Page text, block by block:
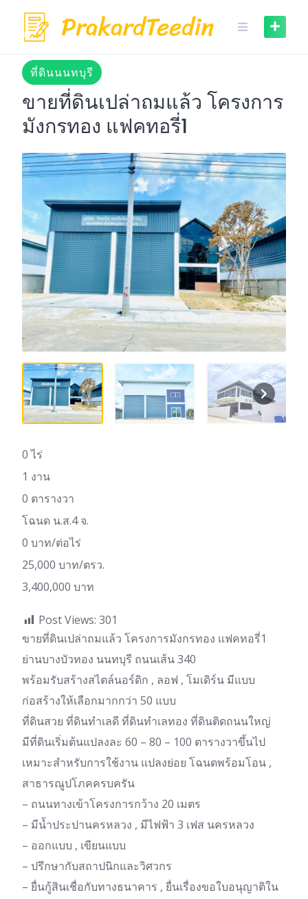
content
ที่ดินนนทบุรี
ขายที่ดินเปล่าถมแล้ว โครงการ
มังกรทอง แฟคทอรี่1
0 ไร่
1 งาน
0 ตารางวา
โฉนด น.ส.4 จ.
0 บาท/ต่อไร่
25,000 บาท/ตรว.
3,400,000 บาท
Post Views: 301
ขายที่ดินเปล่าถมแล้ว โครงการมังกรทอง แฟคทอรี่1
ย่านบางบัวทอง นนทบุรี ถนนเส้น 340
พร้อมรับสร้างสไตล์นอร์ดิก , ลอฟ , โมเดิร์น มีแบบ
ก่อสร้างให้เลือกมากกว่า 50 แบบ
ที่ดินสวย ที่ดินทำเลดี ที่ดินทำเลทอง ที่ดินติดถนนใหญ่
มีที่ดินเริ่มต้นแปลงละ 60 – 80 – 100 ตารางวาขึ้นไป
เหมาะสำหรับการใช้งาน แปลงย่อย โฉนดพร้อมโอน ,
สาธารณูปโภคครบครัน
– ถนนทางเข้าโครงการกว้าง 20 เมตร
– มีน้ำประปานครหลวง , มีไฟฟ้า 3 เฟส นครหลวง
– ออกแบบ , เขียนแบบ
– ปรึกษากับสถาปนิกและวิศวกร
– ยื่นกู้สินเชื่อกับทางธนาคาร , ยื่นเรื่องขอใบอนุญาติใน